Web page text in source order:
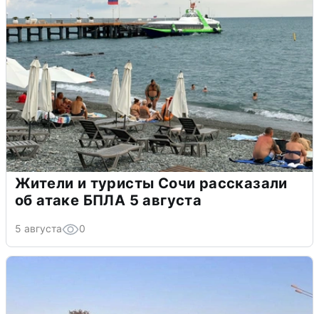
Жители и туристы Сочи рассказали
об атаке БПЛА 5 августа
5 августа 0